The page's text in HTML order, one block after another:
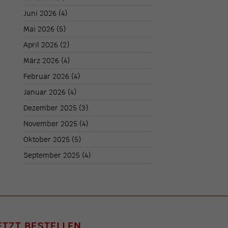
Juni 2026 (4)
Mai 2026 (5)
April 2026 (2)
März 2026 (4)
Februar 2026 (4)
Januar 2026 (4)
Dezember 2025 (3)
November 2025 (4)
Oktober 2025 (5)
September 2025 (4)